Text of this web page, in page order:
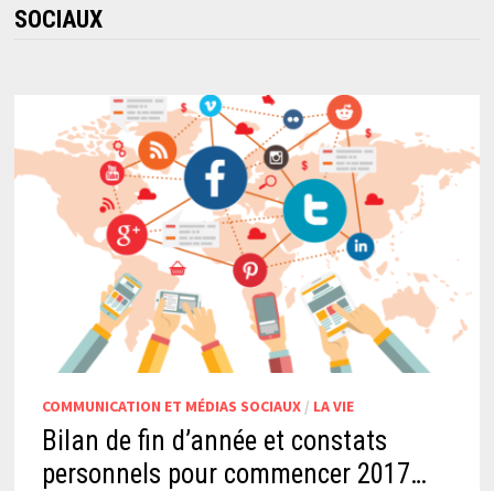
SOCIAUX
COMMUNICATION ET MÉDIAS SOCIAUX/ LA VIE
Bilan de fin d’année et constats
personnels pour commencer 2017…